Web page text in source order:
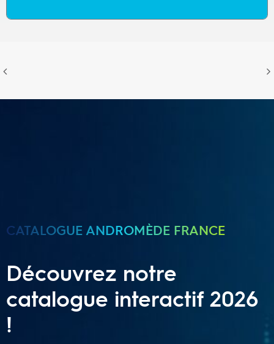
CATALOGUE ANDROMÈDE FRANCE
Découvrez notre
catalogue interactif 2026
!